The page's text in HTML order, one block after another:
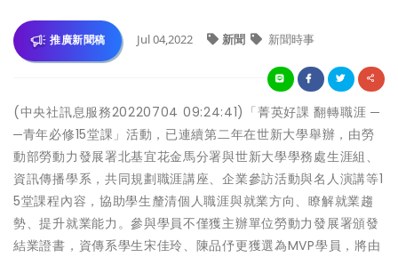
推廣新聞稿 Jul 04,2022 新聞 新聞時事
(中央社訊息服務20220704 09:24:41)「菁英好課 翻轉職涯 ─
─青年必修15堂課」活動，已連續第二年在世新大學舉辦，由勞
動部勞動力發展署北基宜花金馬分署與世新大學學務處生涯組、
資訊傳播學系，共同規劃職涯講座、企業參訪活動與名人演講等1
5堂課程內容，協助學生釐清個人職涯與就業方向、瞭解就業趨
勢、提升就業能力。參與學員不僅獲主辦單位勞動力發展署頒發
結業證書，資傳系學生宋佳玲、陳品伃更獲選為MVP學員，將由